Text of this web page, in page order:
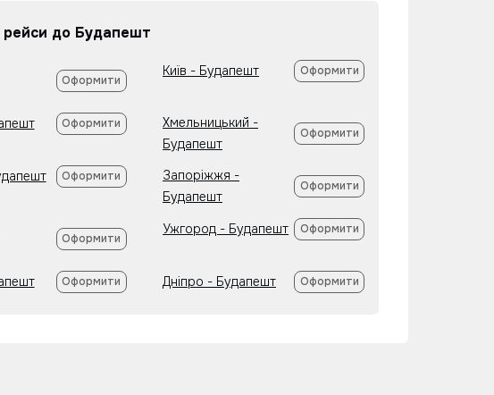
рейси до Будапешт
Оформити
Оформити
Оформити
Оформити
Оформити
Київ - Будапешт Оформити
Хмельницький -
Будапешт
Оформити
Запоріжжя -
Будапешт
Оформити
Ужгород - Будапешт Оформити
Дніпро - Будапешт Оформити